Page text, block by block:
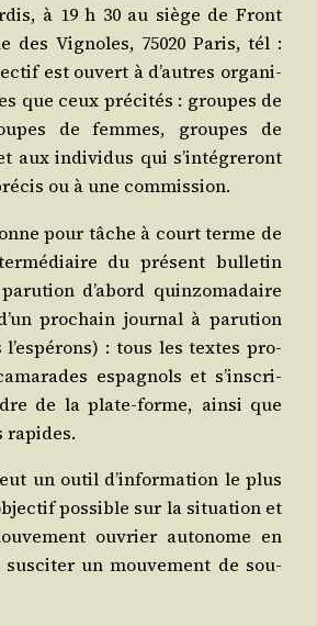
à 19 h 30 au siège de Front
des Vignoles, 75020 Paris, tél :
est ouvert à d’autres orga­ni­
que ceux pré­ci­tés : groupes de
de femmes, groupes de
aux indi­vi­dus qui s’in­té­gre­ront
ou à une commission.
pour tâche à court terme de
du pré­sent bul­le­tin
d’a­bord quin­zo­ma­daire
pro­chain jour­nal à paru­tion
l’es­pé­rons) : tous les textes pro­
espa­gnols et s’ins­cri­
de la plate-forme, ain­si que
rapides.
un outil d’in­for­ma­tion le plus
pos­sible sur la situa­tion et
ouvrier auto­nome en
sus­ci­ter un mou­ve­ment de sou­